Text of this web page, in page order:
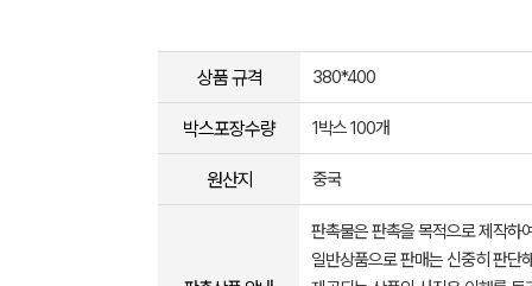
상품 규격 380*400
박스포장수량 1박스 100개
원산지 중국
판촉물은 판촉을 목적으로 제작하
일반상품으로 판매는 신중히 판단